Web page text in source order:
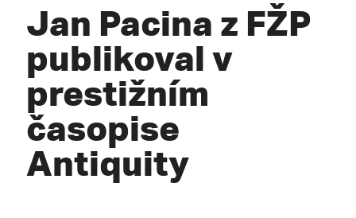
Jan Pacina z FŽP
publikoval v
prestižním
časopise
Antiquity